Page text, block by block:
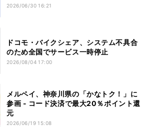
2026/06/30 16:21
ドコモ・バイクシェア、システム不具合
のため全国でサービス一時停止
2026/08/04 17:00
メルペイ、神奈川県の「かなトク！」に
参画 - コード決済で最大20％ポイント還
元
2026/06/19 15:08